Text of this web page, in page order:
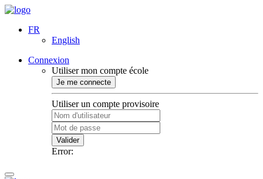
FR
English
Connexion
Utiliser mon compte école
Je me connecte
Utiliser un compte provisoire
Valider
Error: